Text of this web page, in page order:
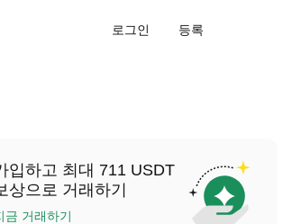
로그인 등록
입하고 최대 711 USDT
상으로 거래하기
금 거래하기